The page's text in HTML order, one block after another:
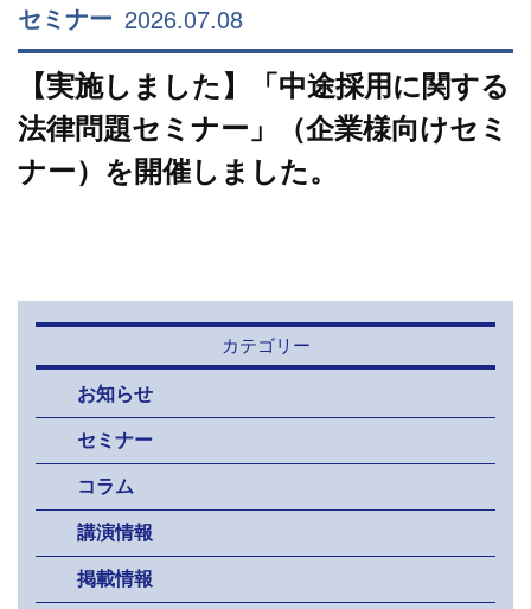
セミナー 2026.07.08
【実施しました】「中途採用に関する
法律問題セミナー」（企業様向けセミ
ナー）を開催しました。
カテゴリー
お知らせ
セミナー
コラム
講演情報
掲載情報